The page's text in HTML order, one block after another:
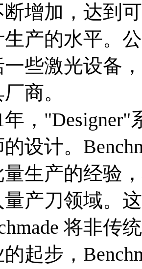
增加，达到
生产的水平。
些激光设备
商。
"Designer"
设计。
生产的经验
产刀领域。
将非传
起步，